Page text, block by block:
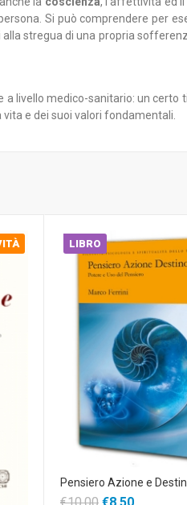
Si può comprendere per
stregua di una propria
livello medico-sanitario: un
vita e dei suoi valori fondamentali.
LIBRO
Pensiero Azione e